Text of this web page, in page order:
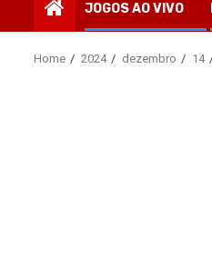
JOGOS AO VIVO
Home 2024 dezembro 14